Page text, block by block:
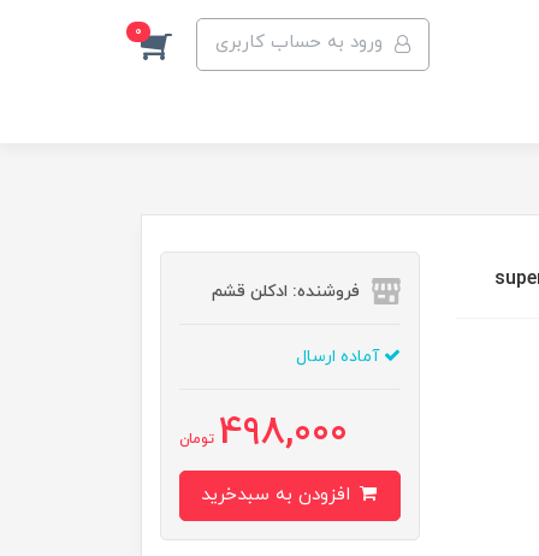
ورود به حساب کاربری 0
فروشنده: ادکلن قشم
آماده ارسال
498,000 تومان